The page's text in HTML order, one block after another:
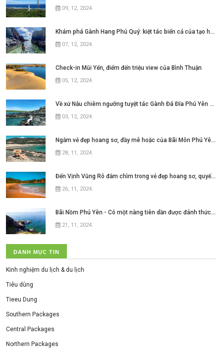
09, 12, 2024.
Khám phá Gành Hang Phú Quý: kiệt tác biển cả của tạo hóa
07, 12, 2024.
Check-in Mũi Yến, điểm đến triệu view của Bình Thuận
05, 12, 2024.
Về xứ Nẫu chiêm ngưỡng tuyệt tác Gành Đá Đĩa Phú Yên đẹp như mơ ngay thôi nào
03, 12, 2024.
Ngắm vẻ đẹp hoang sơ, đầy mê hoặc của Bãi Môn Phú Yên ở xứ hoa vàng cỏ xanh
28, 11, 2024.
Đến Vịnh Vũng Rô đắm chìm trong vẻ đẹp hoang sơ, quyến rũ của
26, 11, 2024.
Bãi Nồm Phú Yên - Có một nàng tiên dần được đánh thức ở xứ hoa vàng cỏ xanh
21, 11, 2024.
DANH MỤC TIN
Kinh nghiệm du lịch & du lịch
Tiêu dùng
Tieeu Dung
Southern Packages
Central Packages
Northern Packages